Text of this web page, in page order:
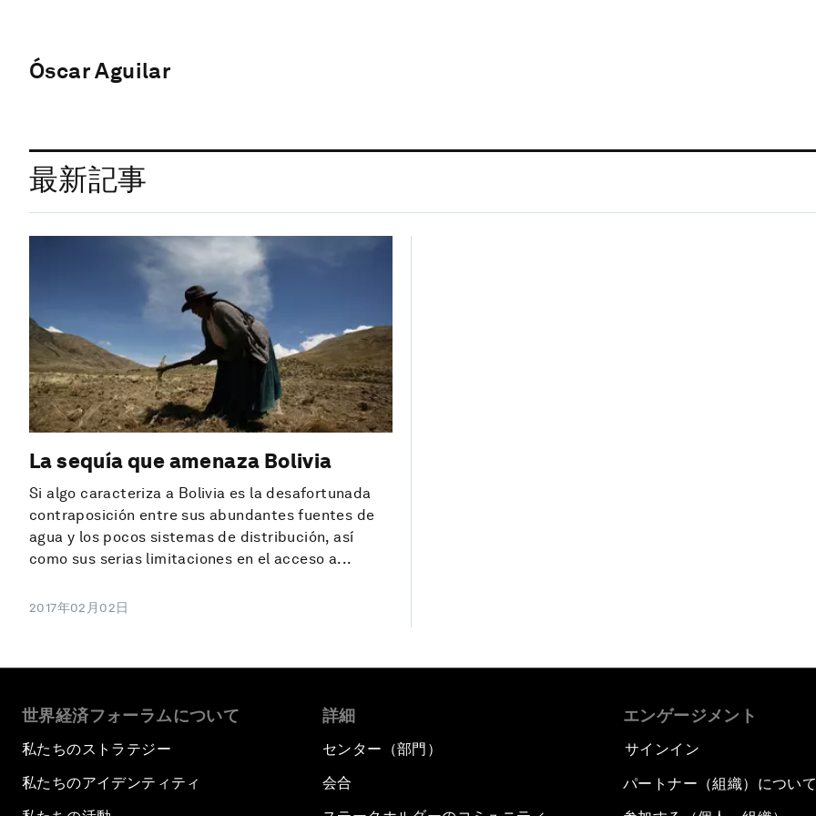
Óscar Aguilar
最新記事
La sequía que amenaza Bolivia
Si algo caracteriza a Bolivia es la desafortunada
contraposición entre sus abundantes fuentes de
agua y los pocos sistemas de distribución, así
como sus serias limitaciones en el acceso a...
2017年02月02日
世界経済フォーラムについて
私たちのストラテジー
私たちのアイデンティティ
詳細
センター（部門）
会合
エンゲージメント
サインイン
パートナー（組織）について